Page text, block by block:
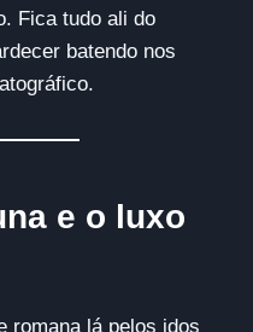
Fica tudo ali do
batendo nos
e o luxo
romana lá pelos idos